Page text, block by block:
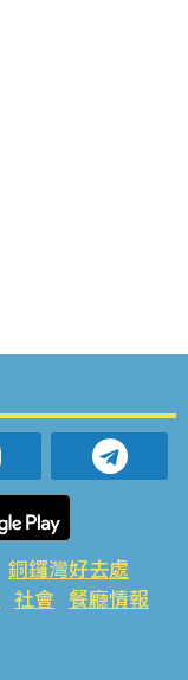
銅鑼灣好去處
社會 餐廳情報